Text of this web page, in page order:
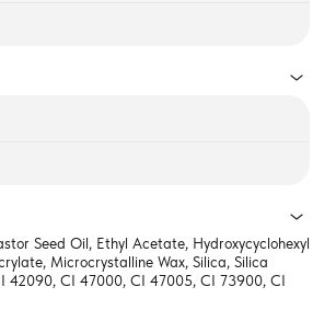
Seed Oil, Ethyl Acetate, Hydroxycyclohexyl
Microcrystalline Wax, Silica, Silica
42090, CI 47000, CI 47005, CI 73900, CI